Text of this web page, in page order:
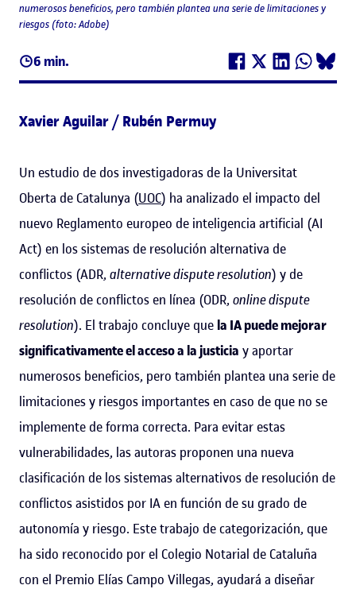
6 min.
numerosos beneficios, pero también plantea una serie de limitaciones y
riesgos (foto: Adobe)
Xavier Aguilar / Rubén Permuy
Un estudio de dos investigadoras de la Universitat
Oberta de Catalunya (UOC) ha analizado el impacto del
nuevo Reglamento europeo de inteligencia artificial (AI
Act) en los sistemas de resolución alternativa de
conflictos (ADR, alternative dispute resolution) y de
resolución de conflictos en línea (ODR, online dispute
resolution). El trabajo concluye que la IA puede mejorar
significativamente el acceso a la justicia y aportar
numerosos beneficios, pero también plantea una serie de
limitaciones y riesgos importantes en caso de que no se
implemente de forma correcta. Para evitar estas
vulnerabilidades, las autoras proponen una nueva
clasificación de los sistemas alternativos de resolución de
conflictos asistidos por IA en función de su grado de
autonomía y riesgo. Este trabajo de categorización, que
ha sido reconocido por el Colegio Notarial de Cataluña
con el Premio Elías Campo Villegas, ayudará a diseñar